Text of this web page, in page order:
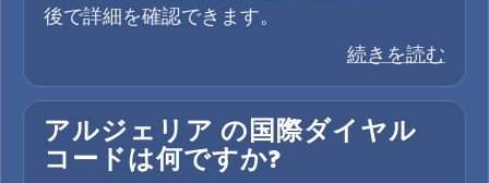
後で詳細を確認できます。
続きを読む
アルジェリア の国際ダイヤル
コードは何ですか?